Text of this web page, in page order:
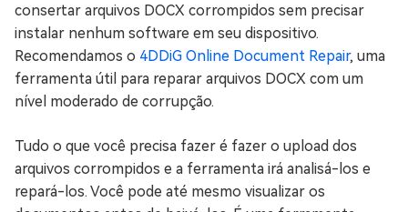
consertar arquivos DOCX corrompidos sem precisar
instalar nenhum software em seu dispositivo.
Recomendamos o 4DDiG Online Document Repair, uma
ferramenta útil para reparar arquivos DOCX com um
nível moderado de corrupção.
Tudo o que você precisa fazer é fazer o upload dos
arquivos corrompidos e a ferramenta irá analisá-los e
repará-los. Você pode até mesmo visualizar os